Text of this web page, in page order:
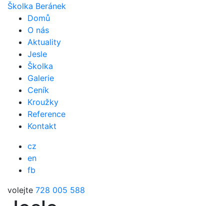
Školka Beránek
Domů
O nás
Aktuality
Jesle
Školka
Galerie
Ceník
Kroužky
Reference
Kontakt
cz
en
fb
volejte 728 005 588